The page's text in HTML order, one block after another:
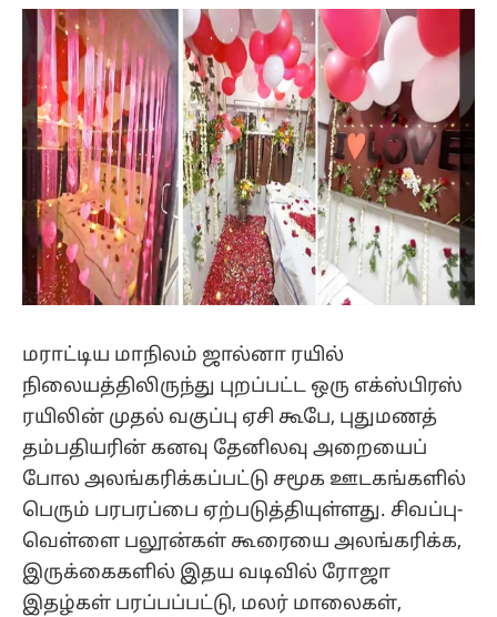
(Twitter)
மராட்டிய மாநிலம் ஜால்னா ரயில்
நிலையத்திலிருந்து புறப்பட்ட ஒரு எக்ஸ்பிரஸ்
ரயிலின் முதல் வகுப்பு ஏசி கூபே, புதுமணத்
தம்பதியரின் கனவு தேனிலவு அறையைப்
போல அலங்கரிக்கப்பட்டு சமூக ஊடகங்களில்
பெரும் பரபரப்பை ஏற்படுத்தியுள்ளது. சிவப்பு-
வெள்ளை பலூன்கள் கூரையை அலங்கரிக்க,
இருக்கைகளில் இதய வடிவில் ரோஜா
இதழ்கள் பரப்பப்பட்டு, மலர் மாலைகள்,